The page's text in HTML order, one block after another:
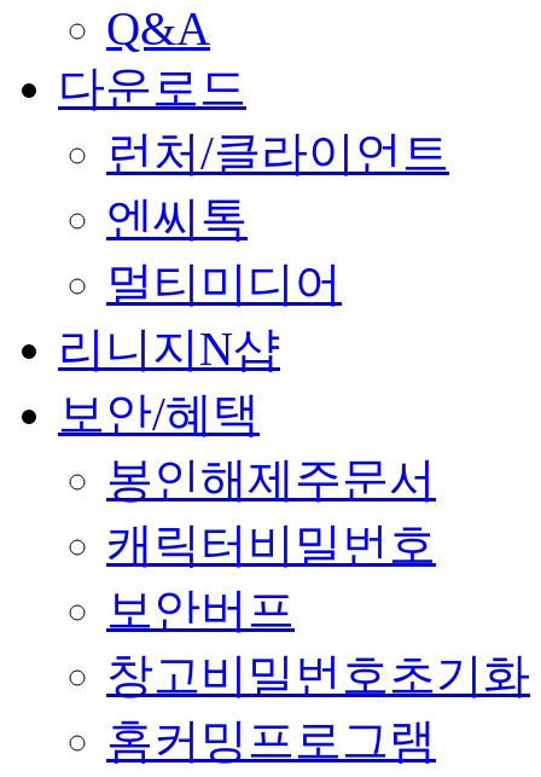
Q&A
다운로드
런처/클라이언트
엔씨톡
멀티미디어
리니지N샵
보안/혜택
봉인해제주문서
캐릭터비밀번호
보안버프
창고비밀번호초기화
홈커밍프로그램